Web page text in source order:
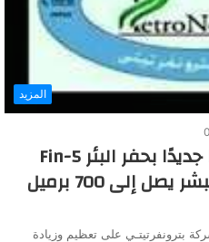
المزيد
0
بترونفرتيتي تحقق إنجازًا جديدًا بحفر البئر Fin-5
شمال جبل الزيت بإنتاج مبشر يصل إلى 700 برميل
على تعظيم وزيادة